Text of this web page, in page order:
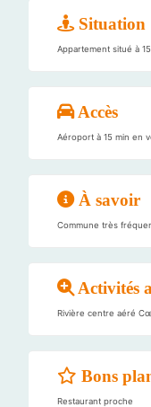
Situation
Appartement situé à
Accès
Aéroport à 15 min en
À savoir
Commune très
Activités
Rivière centre aéré
Bons
Restaurant proche